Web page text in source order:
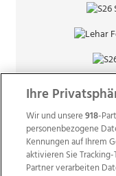
Ihre
Wir und unsere918-
personenbezogene
Kennungen auf Ihrem
aktivieren Sie
Partner verarbeiten